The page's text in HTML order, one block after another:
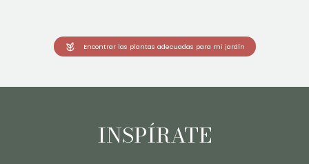
Encontrar las plantas adecuadas para mi jardín
INSPÍRATE